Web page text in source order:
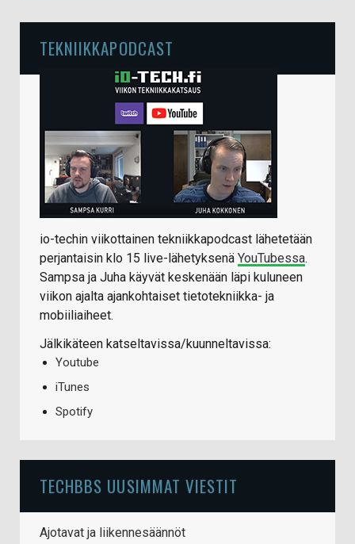
TEKNIIKKAPODCAST
io-techin viikottainen tekniikkapodcast lähetetään
perjantaisin klo 15 live-lähetyksenä YouTubessa.
Sampsa ja Juha käyvät keskenään läpi kuluneen
viikon ajalta ajankohtaiset tietotekniikka- ja
mobiiliaiheet.
Jälkikäteen katseltavissa/kuunneltavissa:
Youtube
iTunes
Spotify
TECHBBS UUSIMMAT VIESTIT
Ajotavat ja liikennesäännöt